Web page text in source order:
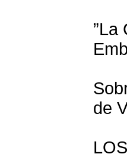
”La
de